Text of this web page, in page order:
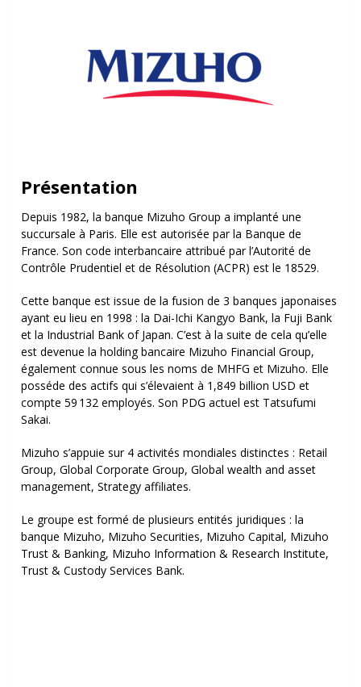
Présentation
Depuis 1982, la banque Mizuho Group a implanté une
succursale à Paris. Elle est autorisée par la Banque de
France. Son code interbancaire attribué par l’Autorité de
Contrôle Prudentiel et de Résolution (ACPR) est le 18529.
Cette banque est issue de la fusion de 3 banques japonaises
ayant eu lieu en 1998 : la Dai-Ichi Kangyo Bank, la Fuji Bank
et la Industrial Bank of Japan. C’est à la suite de cela qu’elle
est devenue la holding bancaire Mizuho Financial Group,
également connue sous les noms de MHFG et Mizuho. Elle
posséde des actifs qui s’élevaient à 1,849 billion USD et
compte 59 132 employés. Son PDG actuel est Tatsufumi
Sakai.
Mizuho s’appuie sur 4 activités mondiales distinctes : Retail
Group,Global Corporate Group,Global wealth and asset
management,Strategy affiliates.
Le groupe est formé de plusieurs entités juridiques : la
banque Mizuho, Mizuho Securities, Mizuho Capital, Mizuho
Trust & Banking, Mizuho Information & Research Institute,
Trust & Custody Services Bank.